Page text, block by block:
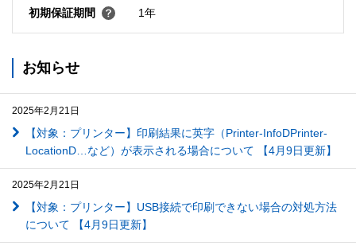
初期保証期間 1年
お知らせ
2025年2月21日
【対象：プリンター】印刷結果に英字（Printer-InfoDPrinter-
LocationD…など）が表示される場合について 【4月9日更新】
2025年2月21日
【対象：プリンター】USB接続で印刷できない場合の対処方法
について 【4月9日更新】